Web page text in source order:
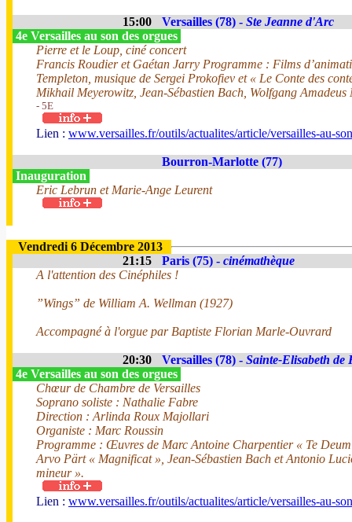
15:00 Versailles (78) - Ste Jeanne d'Arc
4e Versailles au son des orgues
Pierre et le Loup, ciné concert
Francis Roudier et Gaétan Jarry Programme : Films
Templeton, musique de Sergei Prokofiev et « Le Conte des
Mikhail Meyerowitz, Jean-Sébastien Bach, Wolfgang Amadeus
- 5E
Lien : www.versailles.fr/outils/actualites/article/versailles-au-
Bourron-Marlotte (77)
Inauguration
Eric Lebrun et Marie-Ange Leurent
Vendredi 6 Décembre 2013
21:15
Paris (75) - cinémathèque
A l'attention des Cinéphiles !
”Wings” de William A. Wellman (1927)
Accompagné à l'orgue par Baptiste Florian Marle-Ouvrard
20:30 Versailles (78) - Sainte-Elisabeth de
4e Versailles au son des orgues
Chœur de Chambre de Versailles
Soprano soliste : Nathalie Fabre
Direction : Arlinda Roux Majollari
Organiste : Marc Roussin
Programme : Œuvres de Marc Antoine Charpentier « Te
Arvo Pärt « Magnificat », Jean-Sébastien Bach et Antonio
mineur ».
Lien : www.versailles.fr/outils/actualites/article/versailles-au-